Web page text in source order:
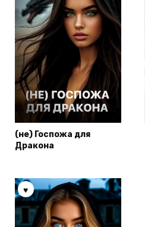
(не) Госпожа для
Дракона